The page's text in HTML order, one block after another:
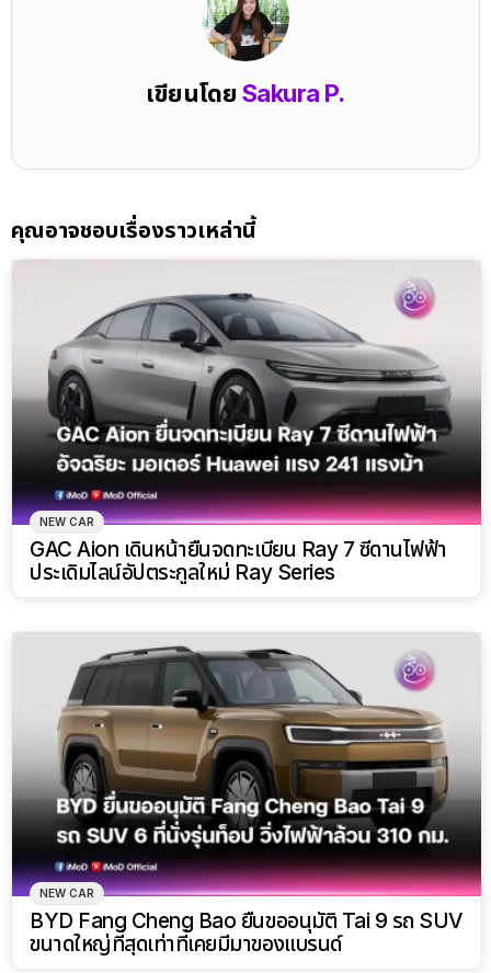
เขียนโดย Sakura P.
คุณอาจชอบเรื่องราวเหล่านี้
NEW CAR
GAC Aion เดินหน้ายื่นจดทะเบียน Ray 7 ซีดานไฟฟ้า
ประเดิมไลน์อัปตระกูลใหม่ Ray Series
NEW CAR
BYD Fang Cheng Bao ยื่นขออนุมัติ Tai 9 รถ SUV
ขนาดใหญ่ที่สุดเท่าที่เคยมีมาของแบรนด์